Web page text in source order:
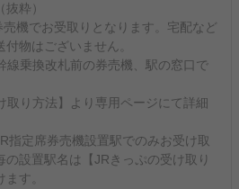
粋）
機でお受取りとなります。宅配など
物はございません。
乗換改札前の券売機、駅の窓口で
り方法】より専用ページにて詳細
指定席券売機設置駅でのみお受け取
の設置駅名は【JRきっぷの受け取り
す。